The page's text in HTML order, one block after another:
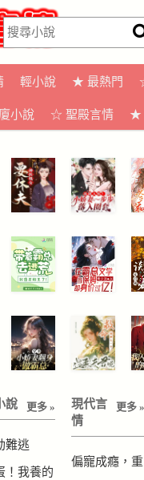
輕小說 ★ 最熱門
小說 ☆ 聖殿言情 ★
更多 »
說
難逃
！我養的
更多 »
現代言
情
偏寵成癮，重